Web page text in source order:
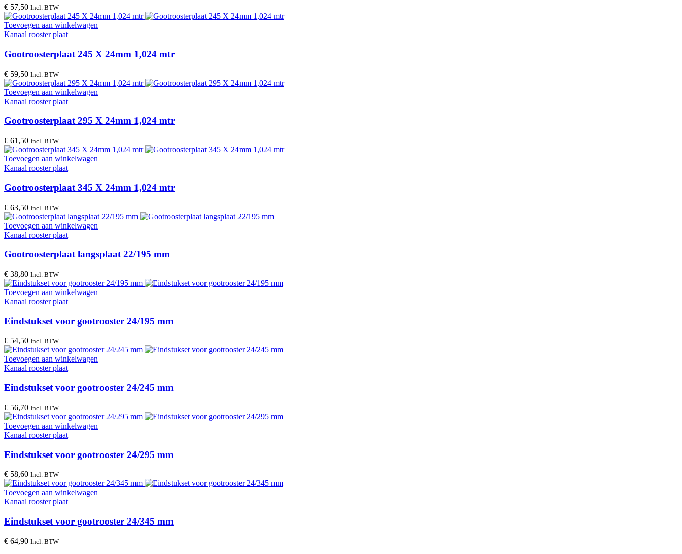
€ 57,50 Incl. BTW
Toevoegen aan winkelwagen
Kanaal rooster plaat
Gootroosterplaat 245 X 24mm 1,024 mtr
€ 59,50 Incl. BTW
Toevoegen aan winkelwagen
Kanaal rooster plaat
Gootroosterplaat 295 X 24mm 1,024 mtr
€ 61,50 Incl. BTW
Toevoegen aan winkelwagen
Kanaal rooster plaat
Gootroosterplaat 345 X 24mm 1,024 mtr
€ 63,50 Incl. BTW
Toevoegen aan winkelwagen
Kanaal rooster plaat
Gootroosterplaat langsplaat 22/195 mm
€ 38,80 Incl. BTW
Toevoegen aan winkelwagen
Kanaal rooster plaat
Eindstukset voor gootrooster 24/195 mm
€ 54,50 Incl. BTW
Toevoegen aan winkelwagen
Kanaal rooster plaat
Eindstukset voor gootrooster 24/245 mm
€ 56,70 Incl. BTW
Toevoegen aan winkelwagen
Kanaal rooster plaat
Eindstukset voor gootrooster 24/295 mm
€ 58,60 Incl. BTW
Toevoegen aan winkelwagen
Kanaal rooster plaat
Eindstukset voor gootrooster 24/345 mm
€ 64,90 Incl. BTW